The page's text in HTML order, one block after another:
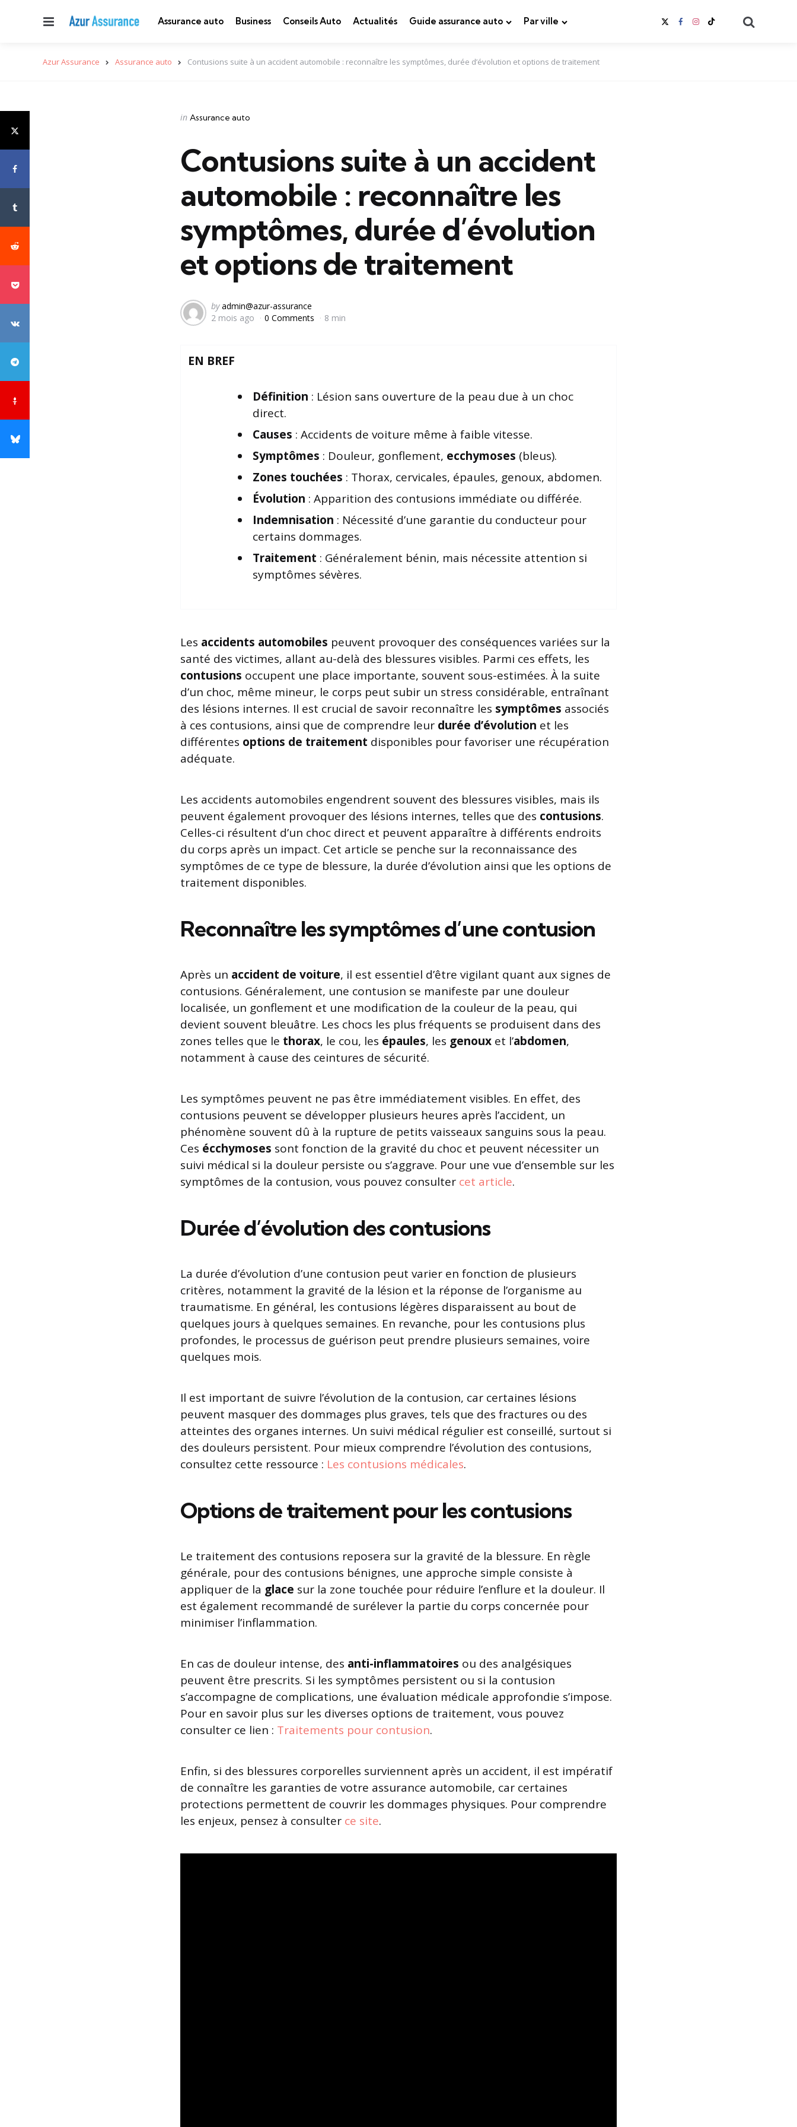
Menu Assurance auto Business Conseils Auto Actualités Guide assurance auto Par ville
Azur Assurance Assurance auto Contusions suite à un accident automobile : reconnaître les symptômes, durée d’évolution et options de traitement
Categories
Posted
in Assurance auto
Contusions suite à un accident
automobile : reconnaître les
symptômes, durée d’évolution
et options de traitement
Posted
by
by admin@azur-assurance
2 mois ago
0 Comments 8 min
EN BREF
Définition : Lésion sans ouverture de la peau due à un choc
direct.
Causes : Accidents de voiture même à faible vitesse.
Symptômes : Douleur, gonflement, ecchymoses (bleus).
Zones touchées : Thorax, cervicales, épaules, genoux, abdomen.
Évolution : Apparition des contusions immédiate ou différée.
Indemnisation : Nécessité d’une garantie du conducteur pour
certains dommages.
Traitement : Généralement bénin, mais nécessite attention si
symptômes sévères.
Les accidents automobiles peuvent provoquer des conséquences variées sur la
santé des victimes, allant au-delà des blessures visibles. Parmi ces effets, les
contusions occupent une place importante, souvent sous-estimées. À la suite
d’un choc, même mineur, le corps peut subir un stress considérable, entraînant
des lésions internes. Il est crucial de savoir reconnaître les symptômes associés
à ces contusions, ainsi que de comprendre leur durée d’évolution et les
différentes options de traitement disponibles pour favoriser une récupération
adéquate.
Les accidents automobiles engendrent souvent des blessures visibles, mais ils
peuvent également provoquer des lésions internes, telles que des contusions.
Celles-ci résultent d’un choc direct et peuvent apparaître à différents endroits
du corps après un impact. Cet article se penche sur la reconnaissance des
symptômes de ce type de blessure, la durée d’évolution ainsi que les options de
traitement disponibles.
Reconnaître les symptômes d’une contusion
Après un accident de voiture, il est essentiel d’être vigilant quant aux signes de
contusions. Généralement, une contusion se manifeste par une douleur
localisée, un gonflement et une modification de la couleur de la peau, qui
devient souvent bleuâtre. Les chocs les plus fréquents se produisent dans des
zones telles que le thorax, le cou, les épaules, les genoux et l’abdomen,
notamment à cause des ceintures de sécurité.
Les symptômes peuvent ne pas être immédiatement visibles. En effet, des
contusions peuvent se développer plusieurs heures après l’accident, un
phénomène souvent dû à la rupture de petits vaisseaux sanguins sous la peau.
Ces écchymoses sont fonction de la gravité du choc et peuvent nécessiter un
suivi médical si la douleur persiste ou s’aggrave. Pour une vue d’ensemble sur les
symptômes de la contusion, vous pouvez consulter cet article.
Durée d’évolution des contusions
La durée d’évolution d’une contusion peut varier en fonction de plusieurs
critères, notamment la gravité de la lésion et la réponse de l’organisme au
traumatisme. En général, les contusions légères disparaissent au bout de
quelques jours à quelques semaines. En revanche, pour les contusions plus
profondes, le processus de guérison peut prendre plusieurs semaines, voire
quelques mois.
Il est important de suivre l’évolution de la contusion, car certaines lésions
peuvent masquer des dommages plus graves, tels que des fractures ou des
atteintes des organes internes. Un suivi médical régulier est conseillé, surtout si
des douleurs persistent. Pour mieux comprendre l’évolution des contusions,
consultez cette ressource : Les contusions médicales.
Options de traitement pour les contusions
Le traitement des contusions reposera sur la gravité de la blessure. En règle
générale, pour des contusions bénignes, une approche simple consiste à
appliquer de la glace sur la zone touchée pour réduire l’enflure et la douleur. Il
est également recommandé de surélever la partie du corps concernée pour
minimiser l’inflammation.
En cas de douleur intense, des anti-inflammatoires ou des analgésiques
peuvent être prescrits. Si les symptômes persistent ou si la contusion
s’accompagne de complications, une évaluation médicale approfondie s’impose.
Pour en savoir plus sur les diverses options de traitement, vous pouvez
consulter ce lien : Traitements pour contusion.
Enfin, si des blessures corporelles surviennent après un accident, il est impératif
de connaître les garanties de votre assurance automobile, car certaines
protections permettent de couvrir les dommages physiques. Pour comprendre
les enjeux, pensez à consulter ce site.